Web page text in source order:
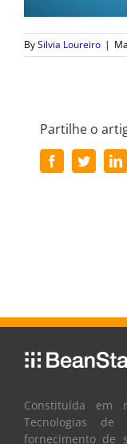
BySilvia Loureiro |
Partilhe o
FacebookTwitter
Constituída em
Tecnologias
fornecimento de